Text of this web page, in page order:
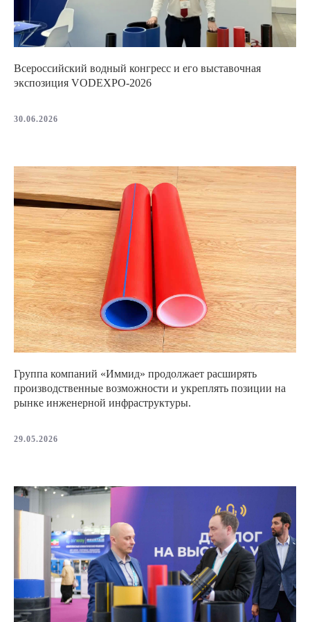
Всероссийский водный конгресс и его выставочная
экспозиция VODEXPO-2026
30.06.2026
Группа компаний «Иммид» продолжает расширять
производственные возможности и укреплять позиции на
рынке инженерной инфраструктуры.
29.05.2026